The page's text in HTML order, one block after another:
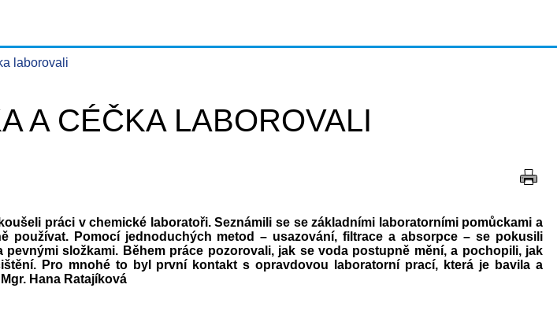
laborovali
A CÉČKA LABOROVALI
práci v chemické laboratoři. Seznámili se se základními laboratorními pomůckami a
používat. Pomocí jednoduchých metod – usazování, filtrace a absorpce – se pokusili
pevnými složkami. Během práce pozorovali, jak se voda postupně mění, a pochopili, jak
Pro mnohé to byl první kontakt s opravdovou laboratorní prací, která je bavila a
Hana Ratajíková